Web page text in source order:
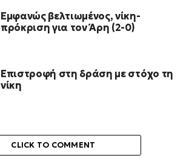
Εμφανώς βελτιωμένος, νίκη-
πρόκριση για τον Άρη (2-0)
Επιστροφή στη δράση με στόχο τη
νίκη
CLICK TO COMMENT